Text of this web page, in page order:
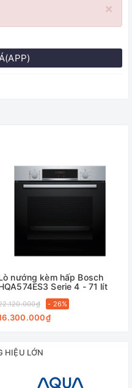
×
nướng kèm hấp Bosch
Serie 4 - 71 lít
- 26%
HIỆU LỚN